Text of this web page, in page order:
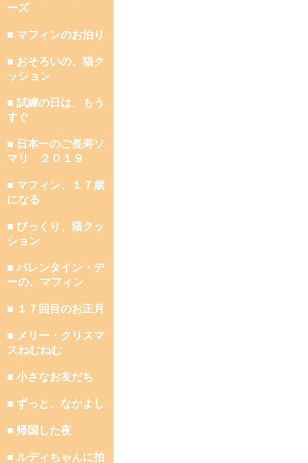
ーズ
■ マフィンのお泊り
■ おそろいの、猫ク
ッション
■ 試練の日は、もう
すぐ
■ 日本一のご長寿ソ
マリ ２０１９
■ マフィン、１７歳
になる
■ びっくり、猫クッ
ション
■ バレンタイン・デ
ーの、マフィン
■ １７回目のお正月
■ メリー・クリスマ
スねむねむ
■ 小さなお友だち
■ ずっと、なかよし
■ 帰国した夜
■ ルディちゃんに拍